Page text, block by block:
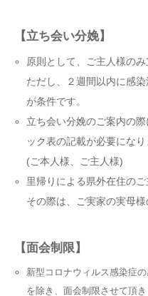
【立ち会い分娩】
原則として、ご主人様のみ
ただし、２週間以内に感
が条件です。
立ち会い分娩のご案内の
ック表の記載が必要になり
(ご本人様、ご主人様)
里帰りによる県外在住の
その際は、ご実家の実母様
【面会制限】
新型コロナウィルス感染症
を除き、面会制限させて頂き